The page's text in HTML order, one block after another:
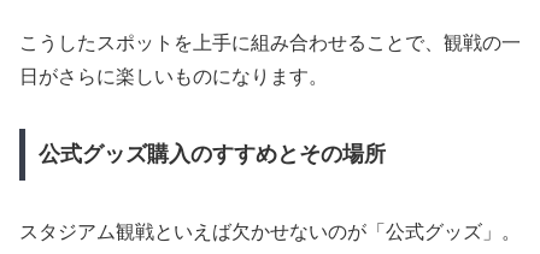
こうしたスポットを上手に組み合わせることで、観戦の一
日がさらに楽しいものになります。
公式グッズ購入のすすめとその場所
スタジアム観戦といえば欠かせないのが「公式グッズ」。